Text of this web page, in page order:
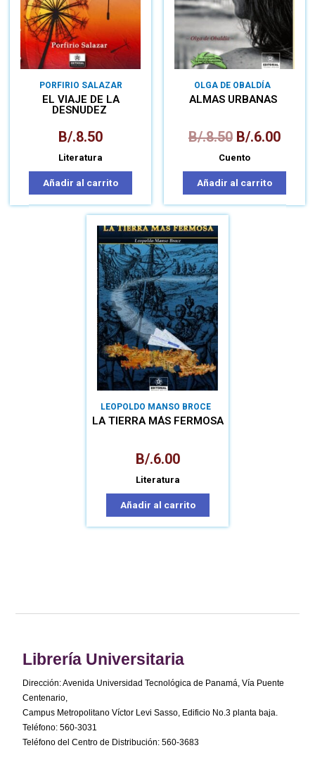
PORFIRIO SALAZAR
EL VIAJE DE LA
DESNUDEZ
B/.8.50
Literatura
Añadir al carrito
OLGA DE OBALDÍA
ALMAS URBANAS
B/.8.50 B/.6.00
Cuento
Añadir al carrito
LEOPOLDO MANSO BROCE
LA TIERRA MÁS FERMOSA
B/.6.00
Literatura
Añadir al carrito
Librería Universitaria
Dirección: Avenida Universidad Tecnológica de Panamá, Vía Puente
Centenario,
Campus Metropolitano Víctor Levi Sasso, Edificio No.3 planta baja.
Teléfono: 560-3031
Teléfono del Centro de Distribución: 560-3683